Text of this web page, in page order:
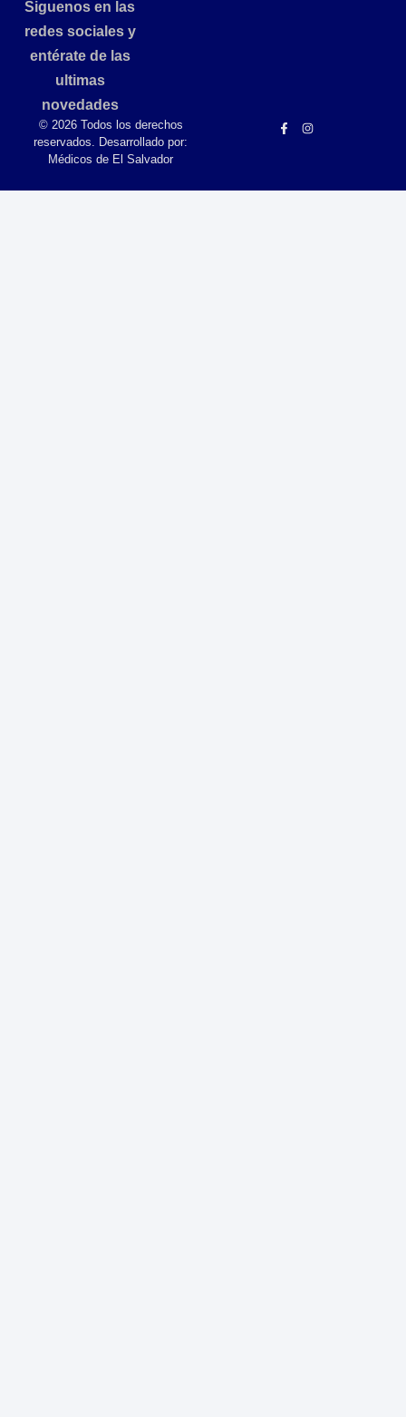
Siguenos en las
redes sociales y
entérate de las
ultimas
novedades
© 2026 Todos los derechos
reservados. Desarrollado por:
Médicos de El Salvador